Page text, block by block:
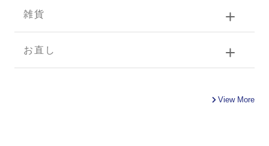
雑貨
お直し
View More